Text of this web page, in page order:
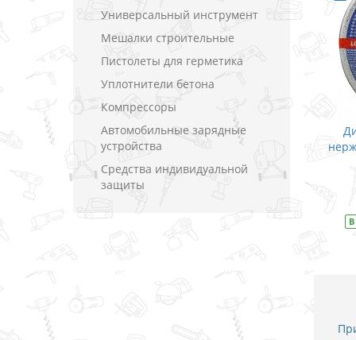
Универсальный инструмент
Мешалки строительные
Пистолеты для герметика
Уплотнители бетона
Компрессоры
Автомобильные зарядные
устройства
Средства индивидуальной
защиты